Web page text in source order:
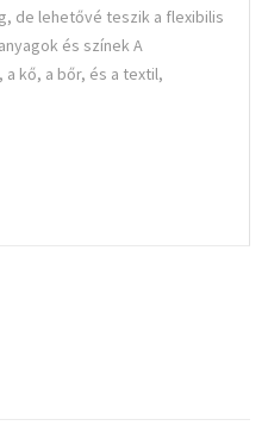
de lehetővé teszik a flexibilis
és színek A
kő, a bőr, és a textil,